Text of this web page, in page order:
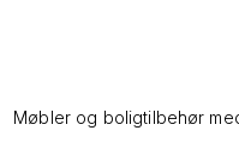
Møbler og boligtilbehør